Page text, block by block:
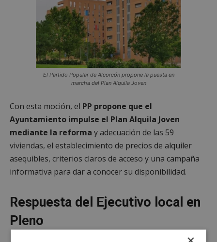
El Partido Popular de Alcorcón propone la puesta en
marcha del Plan Alquila Joven
Con esta moción, el PP propone que el
Ayuntamiento impulse el Plan Alquila Joven
mediante la reforma y adecuación de las 59
viviendas, el establecimiento de precios de alquiler
asequibles, criterios claros de acceso y una campaña
informativa para dar a conocer su disponibilidad.
Respuesta del Ejecutivo local en
Pleno